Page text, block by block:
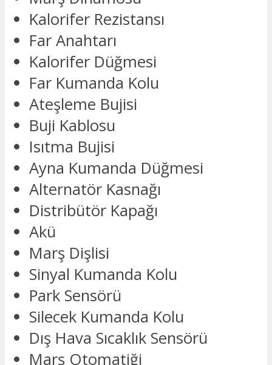
Kalorifer Rezistansı
Far Anahtarı
Kalorifer Düğmesi
Far Kumanda Kolu
Ateşleme Bujisi
Buji Kablosu
Isıtma Bujisi
Ayna Kumanda Düğmesi
Alternatör Kasnağı
Distribütör Kapağı
Akü
Marş Dişlisi
Sinyal Kumanda Kolu
Park Sensörü
Silecek Kumanda Kolu
Dış Hava Sıcaklık Sensörü
Marş Otomatiği